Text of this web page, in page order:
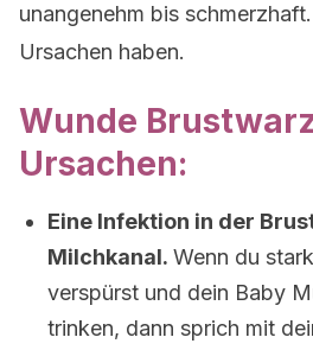
unangenehm bis
Ursachen haben.
Wunde
Ursachen:
Eine Infektion in der
Milchkanal. Wenn du
verspürst und dein Baby
trinken, dann sprich mit